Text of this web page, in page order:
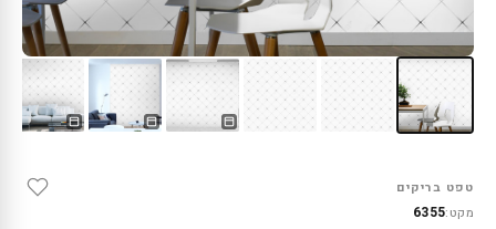
טפט בריקים
מקט:6355